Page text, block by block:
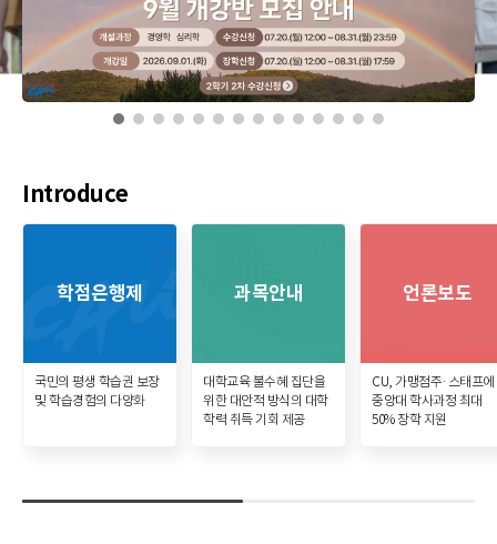
Introduce
학점은행제
국민의 평생 학습권 보장
및 학습경험의 다양화
과목안내
대학교육 불수혜 집단을
위한 대안적 방식의 대학
학력 취득 기회 제공
언론보도
CU, 가맹점주·스태프에
중앙대 학사과정 최대
50% 장학 지원